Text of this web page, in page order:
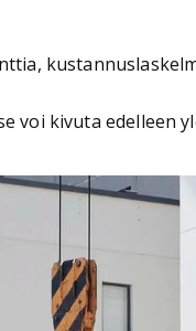
voi kivuta edelleen